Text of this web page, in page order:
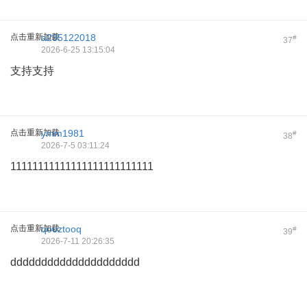
点击重新加载 37#
a235122018
2026-6-25 13:15:04
支持支持
点击重新加载 38#
ymm1981
2026-7-5 03:11:24
11111111111111111111111111
点击重新加载 39#
qooztooq
2026-7-11 20:26:35
ddddddddddddddddddddd